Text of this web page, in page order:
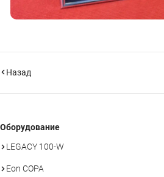
Назад
Оборудование
LEGACY 100-W
Eon COPA